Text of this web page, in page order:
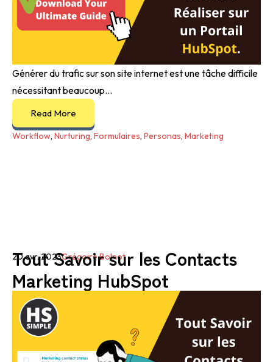
Générer du trafic sur son site internet est une tâche difficile
nécessitant beaucoup...
Read More
Workflow, Nurturing, Formulaires, Personas, Marketing
Tout Savoir sur les Contacts
Marketing HubSpot
20 avr. 2023Grégoire Bolnot